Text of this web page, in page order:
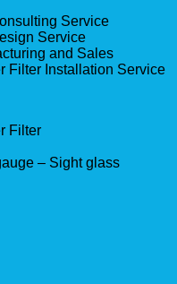
Service
Service
and Sales
Filter Installation Service
Filter
– Sight glass